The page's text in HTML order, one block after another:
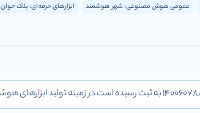
عمومی هوش مصنوعی: شهر هوشمند ابزارهای حرفه‌ای: پلاک خوان